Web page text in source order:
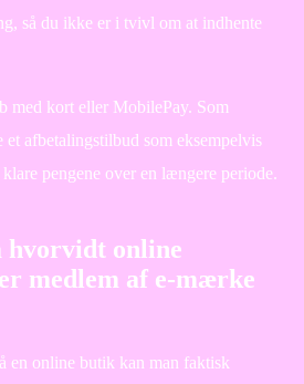
så du ikke er i tvivl om at indhente
med kort eller MobilePay. Som
afbetalingstilbud som eksempelvis
pengene over en længere periode.
hvorvidt online
medlem af e-mærke
en online butik kan man faktisk